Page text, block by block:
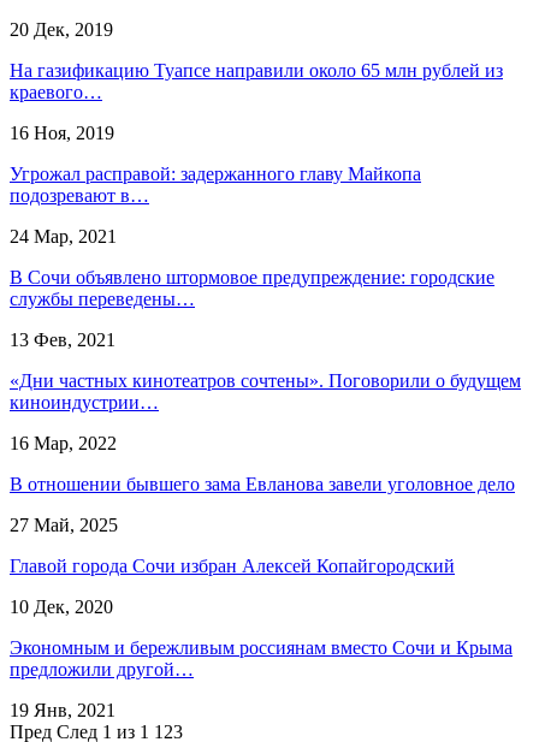
20 Дек, 2019
На газификацию Туапсе направили около 65 млн рублей из
краевого…
16 Ноя, 2019
Угрожал расправой: задержанного главу Майкопа
подозревают в…
24 Мар, 2021
В Сочи объявлено штормовое предупреждение: городские
службы переведены…
13 Фев, 2021
«Дни частных кинотеатров сочтены». Поговорили о будущем
киноиндустрии…
16 Мар, 2022
В отношении бывшего зама Евланова завели уголовное дело
27 Май, 2025
Главой города Сочи избран Алексей Копайгородский
10 Дек, 2020
Экономным и бережливым россиянам вместо Сочи и Крыма
предложили другой…
19 Янв, 2021
Пред След 1 из 1 123